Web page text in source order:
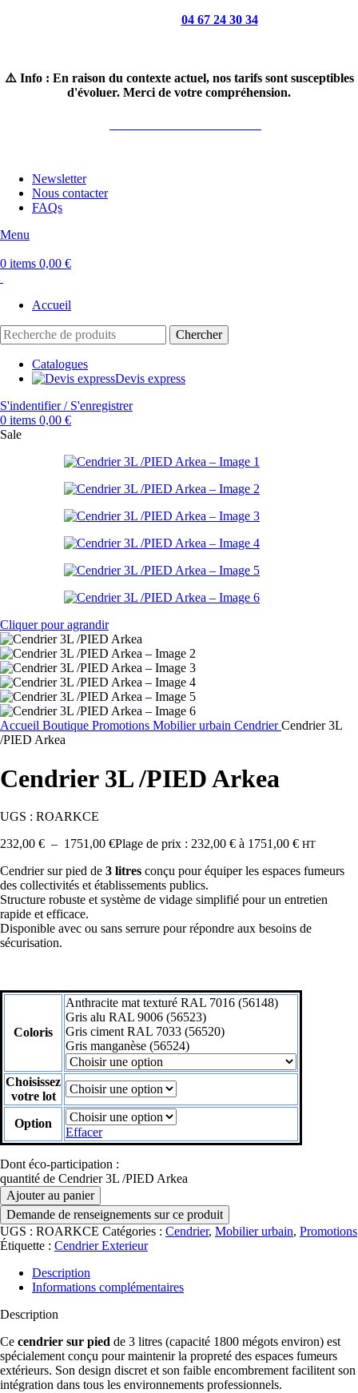
04 67 24 30 34
⚠️ Info : En raison du contexte actuel, nos tarifs sont susceptibles
d'évoluer. Merci de votre compréhension.
Newsletter
Nous contacter
FAQs
Menu
0 items 0,00 €
Accueil
Chercher
Catalogues
Devis express
S'indentifier / S'enregistrer
0 items 0,00 €
Sale
Cliquer pour agrandir
Accueil Boutique Promotions Mobilier urbain CendrierCendrier 3L
/PIED Arkea
Cendrier 3L /PIED Arkea
UGS : ROARKCE
232,00 € – 1751,00 €Plage de prix : 232,00 € à 1751,00 € HT
Cendrier sur pied de 3 litres conçu pour équiper les espaces fumeurs
des collectivités et établissements publics.
Structure robuste et système de vidage simplifié pour un entretien
rapide et efficace.
Disponible avec ou sans serrure pour répondre aux besoins de
sécurisation.
Coloris
Anthracite mat texturé RAL 7016 (56148)
Gris alu RAL 9006 (56523)
Gris ciment RAL 7033 (56520)
Gris manganèse (56524)
Choisissez
votre lot
Option
Effacer
Dont éco-participation :
quantité de Cendrier 3L /PIED Arkea
Ajouter au panier
UGS : ROARKCE Catégories : Cendrier, Mobilier urbain, Promotions
Étiquette : Cendrier Exterieur
Description
Informations complémentaires
Description
Ce cendrier sur pied de 3 litres (capacité 1800 mégots environ) est
spécialement conçu pour maintenir la propreté des espaces fumeurs
extérieurs. Son design discret et son faible encombrement facilitent son
intégration dans tous les environnements professionnels.